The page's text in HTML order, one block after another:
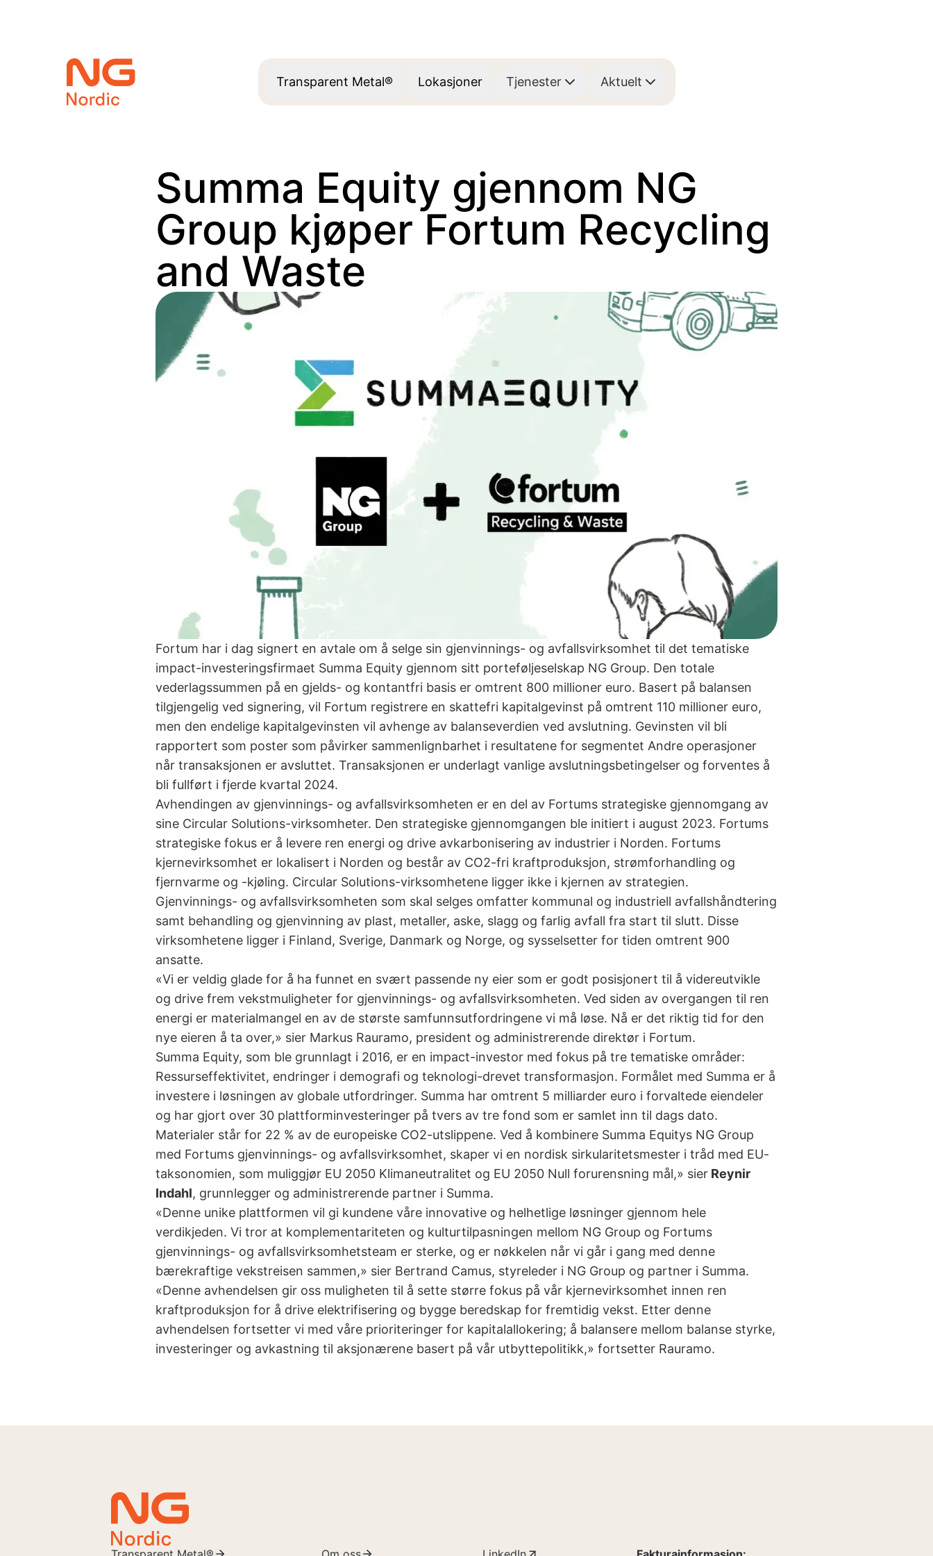
Transparent Metal® Lokasjoner Tjenester Aktuelt
Summa Equity gjennom NG
Group kjøper Fortum Recycling
and Waste
Fortum har i dag signert en avtale om å selge sin gjenvinnings- og avfallsvirksomhet til det tematiske
impact-investeringsfirmaet Summa Equity gjennom sitt porteføljeselskap NG Group. Den totale
vederlagssummen på en gjelds- og kontantfri basis er omtrent 800 millioner euro. Basert på balansen
tilgjengelig ved signering, vil Fortum registrere en skattefri kapitalgevinst på omtrent 110 millioner euro,
men den endelige kapitalgevinsten vil avhenge av balanseverdien ved avslutning. Gevinsten vil bli
rapportert som poster som påvirker sammenlignbarhet i resultatene for segmentet Andre operasjoner
når transaksjonen er avsluttet. Transaksjonen er underlagt vanlige avslutningsbetingelser og forventes å
bli fullført i fjerde kvartal 2024.
Avhendingen av gjenvinnings- og avfallsvirksomheten er en del av Fortums strategiske gjennomgang av
sine Circular Solutions-virksomheter. Den strategiske gjennomgangen ble initiert i august 2023. Fortums
strategiske fokus er å levere ren energi og drive avkarbonisering av industrier i Norden. Fortums
kjernevirksomhet er lokalisert i Norden og består av CO2-fri kraftproduksjon, strømforhandling og
fjernvarme og -kjøling. Circular Solutions-virksomhetene ligger ikke i kjernen av strategien.
Gjenvinnings- og avfallsvirksomheten som skal selges omfatter kommunal og industriell avfallshåndtering
samt behandling og gjenvinning av plast, metaller, aske, slagg og farlig avfall fra start til slutt. Disse
virksomhetene ligger i Finland, Sverige, Danmark og Norge, og sysselsetter for tiden omtrent 900
ansatte.
«Vi er veldig glade for å ha funnet en svært passende ny eier som er godt posisjonert til å videreutvikle
og drive frem vekstmuligheter for gjenvinnings- og avfallsvirksomheten. Ved siden av overgangen til ren
energi er materialmangel en av de største samfunnsutfordringene vi må løse. Nå er det riktig tid for den
nye eieren å ta over,» sier Markus Rauramo, president og administrerende direktør i Fortum.
Summa Equity, som ble grunnlagt i 2016, er en impact-investor med fokus på tre tematiske områder:
Ressurseffektivitet, endringer i demografi og teknologi-drevet transformasjon. Formålet med Summa er å
investere i løsningen av globale utfordringer. Summa har omtrent 5 milliarder euro i forvaltede eiendeler
og har gjort over 30 plattforminvesteringer på tvers av tre fond som er samlet inn til dags dato.
Materialer står for 22 % av de europeiske CO2-utslippene. Ved å kombinere Summa Equitys NG Group
med Fortums gjenvinnings- og avfallsvirksomhet, skaper vi en nordisk sirkularitetsmester i tråd med EU-
taksonomien, som muliggjør EU 2050 Klimaneutralitet og EU 2050 Null forurensning mål,» sier Reynir
Indahl, grunnlegger og administrerende partner i Summa.
«Denne unike plattformen vil gi kundene våre innovative og helhetlige løsninger gjennom hele
verdikjeden. Vi tror at komplementariteten og kulturtilpasningen mellom NG Group og Fortums
gjenvinnings- og avfallsvirksomhetsteam er sterke, og er nøkkelen når vi går i gang med denne
bærekraftige vekstreisen sammen,» sier Bertrand Camus, styreleder i NG Group og partner i Summa.
«Denne avhendelsen gir oss muligheten til å sette større fokus på vår kjernevirksomhet innen ren
kraftproduksjon for å drive elektrifisering og bygge beredskap for fremtidig vekst. Etter denne
avhendelsen fortsetter vi med våre prioriteringer for kapitalallokering; å balansere mellom balanse styrke,
investeringer og avkastning til aksjonærene basert på vår utbyttepolitikk,» fortsetter Rauramo.